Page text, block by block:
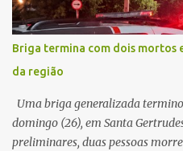
link, orientando a vítima a
concluir a suposta atualização
procedimento, a conta bancária
horas. Sem conseguir acessar o
novamente contato com o
resposta. Na segunda-fe...
Briga termina com dois mortos
da região
Uma briga generalizada
domingo (26), em Santa
preliminares, duas pessoas